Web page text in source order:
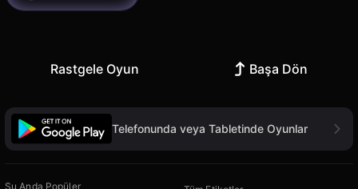
Rastgele Oyun Başa Dön
Telefonunda veya Tabletinde Oyunlar
Şu Anda Popüler